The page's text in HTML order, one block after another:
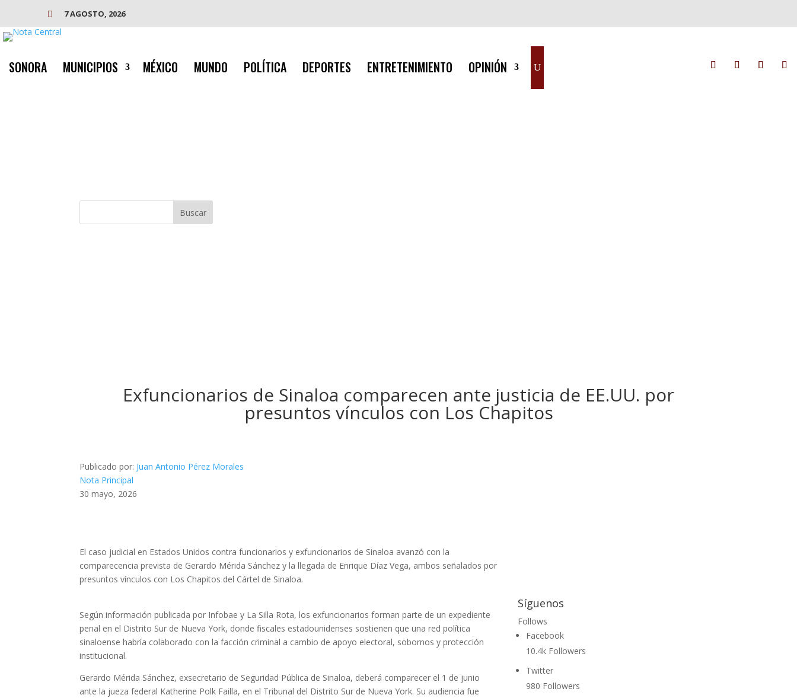
 7 AGOSTO, 2026
SONORA MUNICIPIOS MÉXICO MUNDO POLÍTICA DEPORTES ENTRETENIMIENTO OPINIÓN
Buscar
Exfuncionarios de Sinaloa comparecen ante justicia de EE.UU. por
presuntos vínculos con Los Chapitos
Publicado por: Juan Antonio Pérez Morales
Nota Principal
30 mayo, 2026
El caso judicial en Estados Unidos contra funcionarios y exfuncionarios de Sinaloa avanzó con la
comparecencia prevista de Gerardo Mérida Sánchez y la llegada de Enrique Díaz Vega, ambos señalados por
presuntos vínculos con Los Chapitos del Cártel de Sinaloa.
Según información publicada por Infobae y La Silla Rota, los exfuncionarios forman parte de un expediente
penal en el Distrito Sur de Nueva York, donde fiscales estadounidenses sostienen que una red política
sinaloense habría colaborado con la facción criminal a cambio de apoyo electoral, sobornos y protección
institucional.
Gerardo Mérida Sánchez, exsecretario de Seguridad Pública de Sinaloa, deberá comparecer el 1 de junio
ante la jueza federal Katherine Polk Failla, en el Tribunal del Distrito Sur de Nueva York. Su audiencia fue
Síguenos
Follows
Facebook
10.4k Followers
Twitter
980 Followers